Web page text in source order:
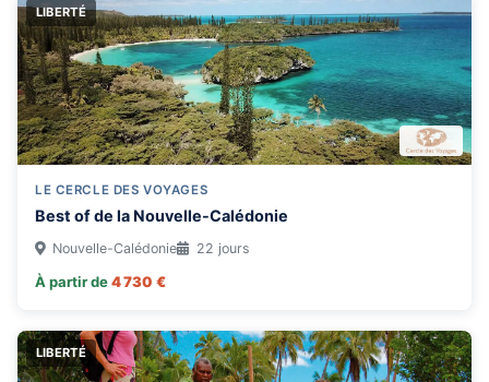
LIBERTÉ
LE CERCLE DES VOYAGES
Best of de la Nouvelle-Calédonie
Nouvelle-Calédonie 22 jours
À partir de4 730 €
LIBERTÉ